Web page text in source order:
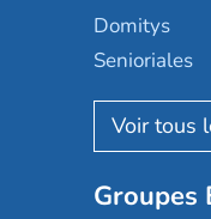
Domitys
Senioriales
Nohée
Les
Mobicap
Groupes